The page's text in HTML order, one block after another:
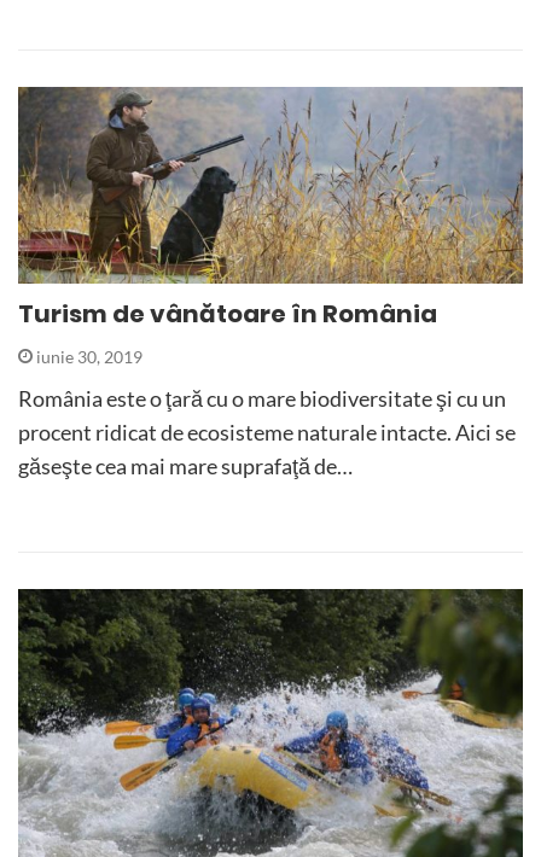
Turism de vânătoare în România
iunie 30, 2019
România este o ţară cu o mare biodiversitate şi cu un
procent ridicat de ecosisteme naturale intacte. Aici se
găseşte cea mai mare suprafaţă de…